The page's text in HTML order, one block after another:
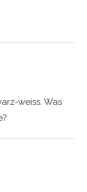
weiss. Was